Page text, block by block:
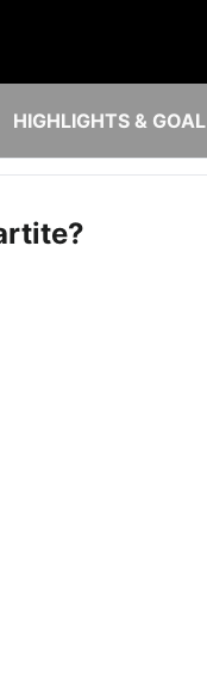
HIGHLIGHTS & GOAL